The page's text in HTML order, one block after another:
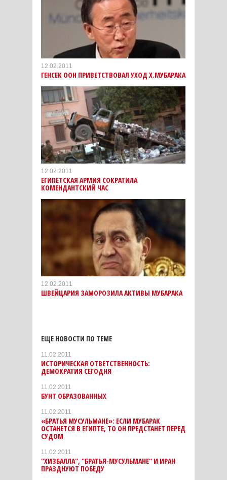
12.02.2011
ГЕНСЕК ООН ПРИВЕТСТВОВАЛ УХОД Х.МУБАРАКА
12.02.2011
ЕГИПЕТСКАЯ АРМИЯ СОКРАТИЛА
КОМЕНДАНТСКИЙ ЧАС
12.02.2011
ШВЕЙЦАРИЯ ЗАМОРОЗИЛА АКТИВЫ МУБАРАКА
ЕЩЕ НОВОСТИ ПО ТЕМЕ
11.02.2011
ИСТОРИЧЕСКАЯ ОТВЕТСТВЕННОСТЬ:
ДЕМОКРАТИЯ СЕГОДНЯ
11.02.2011
БУНТ ОБРАЗОВАННЫХ
11.02.2011
«БРАТЬЯ МУСУЛЬМАНЕ»: ЕСЛИ МУБАРАК
ОСТАНЕТСЯ В ЕГИПТЕ, ТО ОН ПРЕДСТАНЕТ ПЕРЕД
СУДОМ
11.02.2011
"ХИЗБАЛЛА", "БРАТЬЯ-МУСУЛЬМАНЕ" И ИРАН
ПРАЗДНУЮТ ПОБЕДУ